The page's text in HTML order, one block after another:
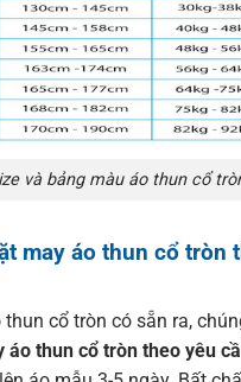
và bảng màu áo thun cổ
may áo thun cổ tròn
thun cổ tròn có sẵn ra,
áo thun cổ tròn theo yêu